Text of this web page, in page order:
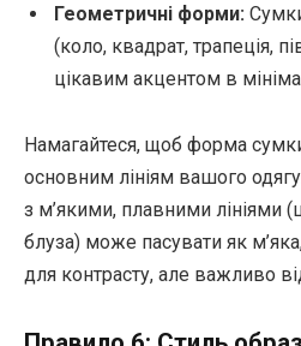
Геометричні форми:
(коло, квадрат, трапеція,
цікавим акцентом в
Намагайтеся, щоб форма
основним лініям вашого
з м’якими, плавними лініями
блуза) може пасувати як
для контрасту, але важливо